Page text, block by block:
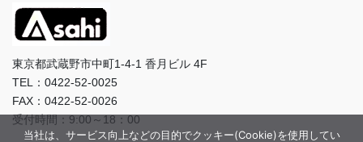
東京都武蔵野市中町1-4-1 香月ビル 4F
TEL：0422-52-0025
FAX：0422-52-0026
受付時間：9:00～18：00
当社は、サービス向上などの目的でクッキー(Cookie)を使用してい